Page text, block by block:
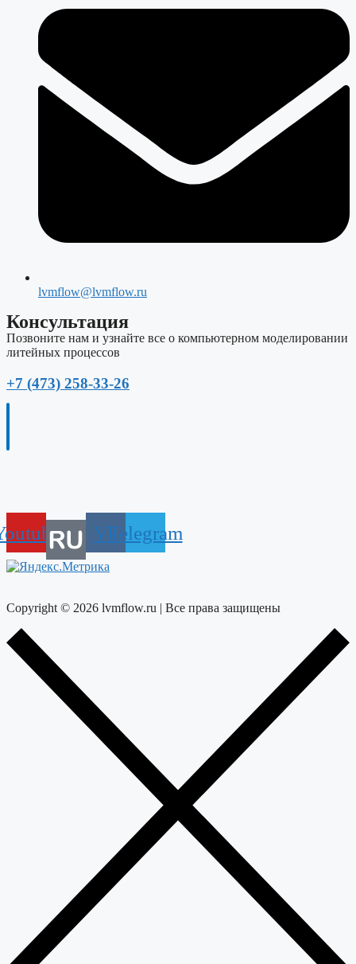
lvmflow@lvmflow.ru
Консультация
Позвоните нам и узнайте все о компьютерном моделировании
литейных процессов
+7 (473) 258-33-26
VkTelegram
Copyright © 2026 lvmflow.ru | Все права защищены